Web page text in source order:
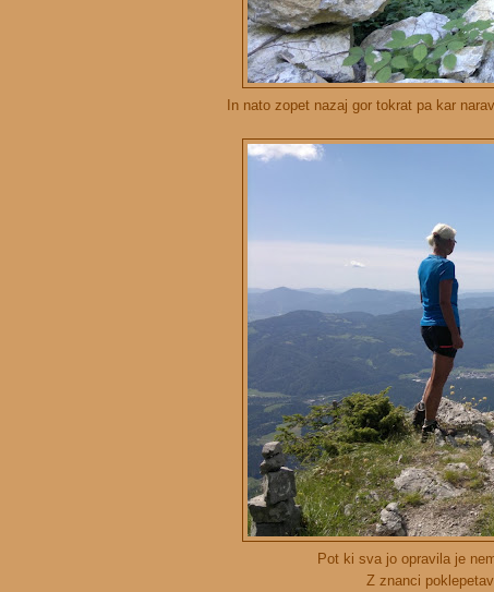
In nato zopet nazaj gor tokrat pa kar
Pot ki sva jo opravila je
Z znanci